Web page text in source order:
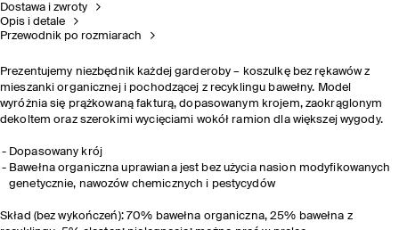
Dostawa i zwroty
Opis i detale
Przewodnik po rozmiarach
Prezentujemy niezbędnik każdej garderoby – koszulkę bez rękawów z
mieszanki organicznej i pochodzącej z recyklingu bawełny. Model
wyróżnia się prążkowaną fakturą, dopasowanym krojem, zaokrąglonym
dekoltem oraz szerokimi wycięciami wokół ramion dla większej wygody.
Dopasowany krój
Bawełna organiczna uprawiana jest bez użycia nasion modyfikowanych
genetycznie, nawozów chemicznych i pestycydów
Skład (bez wykończeń): 70% bawełna organiczna, 25% bawełna z